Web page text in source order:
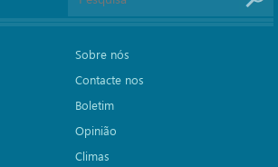
Sobre nós
Contacte nos
Boletim
Opinião
Climas